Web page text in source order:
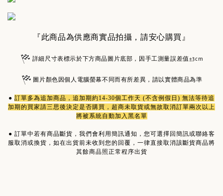
『此商品為供應商實品拍攝，請安心購買』
詳細尺寸表標示於下方商品圖片底部，因手工測量誤差值±3cm
圖片顏色因個人電腦螢幕不同而有所差異，請以實體商品為準
● 訂單多為追加商品 ，追加期約14-30個工作天 (不含例假日) 無法等待追
加期的買家請三思後決定是否購買，超商未取貨或無故取消訂單兩次以上
將被系統自動加入黑名單
● 訂單中若有商品斷貨，我們會利用簡訊通知，您可選擇回簡訊或聯絡客
服取消或換貨，如在出貨前未收到您的回覆，一律直接取消該斷貨商品將
其餘商品照正常程序出貨